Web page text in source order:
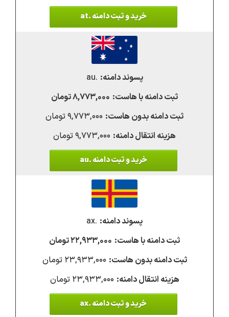
خرید و ثبت دامنه .at
.au
۸,۷۷۳,۰۰۰ تومان
۹,۷۷۳,۰۰۰ تومان
۹,۷۷۳,۰۰۰ تومان
خرید و ثبت دامنه .au
.ax
۲۲,۹۳۳,۰۰۰ تومان
۲۳,۹۳۳,۰۰۰ تومان
۲۳,۹۳۳,۰۰۰ تومان
خرید و ثبت دامنه .ax